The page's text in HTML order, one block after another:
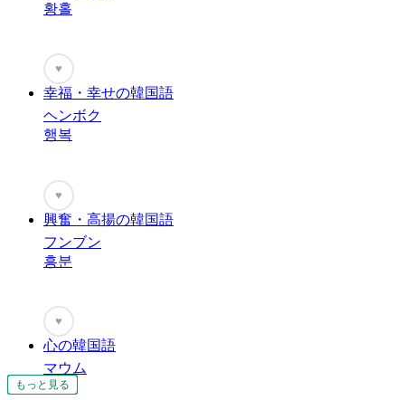
もっと見る
もっと見る
もっと見る
もっと見る
もっと見る
もっと見る
もっと見る
もっと見る
もっと見る
もっと見る
もっと見る
황홀
♥
幸福・幸せの韓国語
ヘンボク
행복
♥
興奮・高揚の韓国語
フンブン
흥분
♥
心の韓国語
マウム
마음
もっと見る
もっと見る
もっと見る
もっと見る
もっと見る
もっと見る
もっと見る
もっと見る
もっと見る
もっと見る
もっと見る